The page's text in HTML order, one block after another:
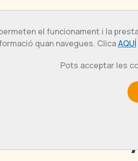
el funcionament i la
quan navegues. ClicaAQUÍ
Pots acceptar les
Presentació